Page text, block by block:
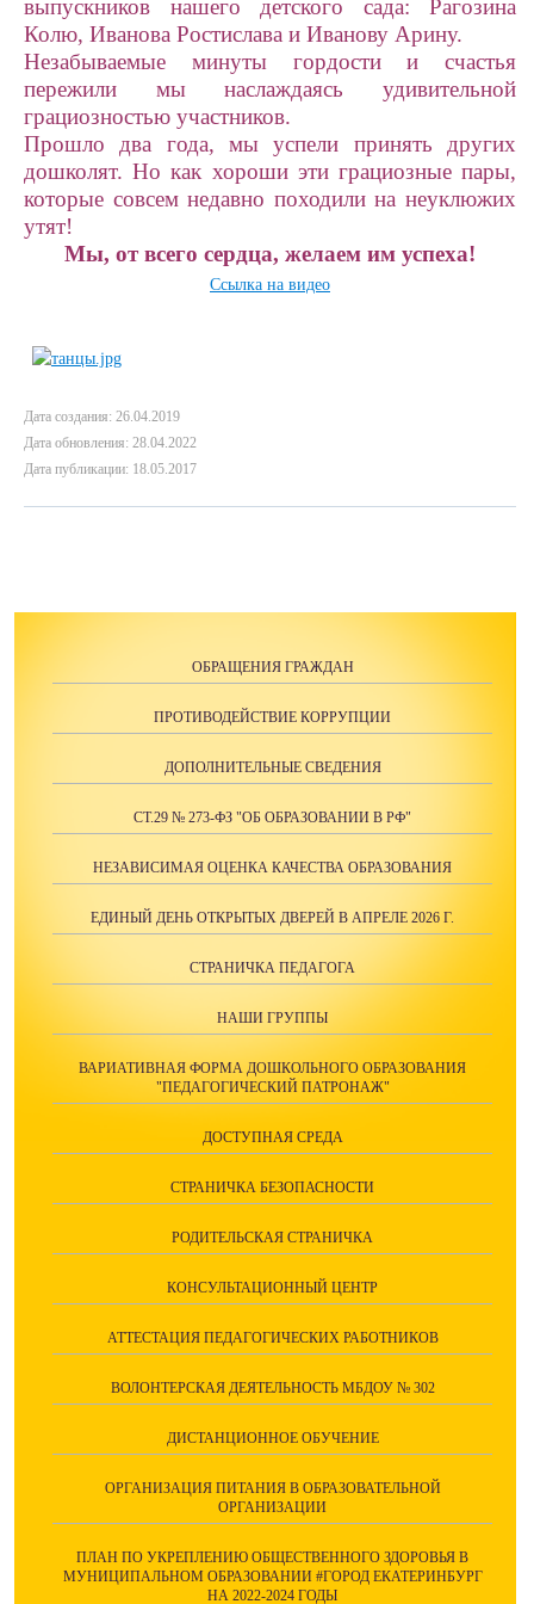
выпускников нашего детского сада: Рагозина
Колю, Иванова Ростислава и Иванову Арину.
Незабываемые минуты гордости и счастья
пережили мы наслаждаясь удивительной
грациозностью участников.
Прошло два года, мы успели принять других
дошколят. Но как хороши эти грациозные пары,
которые совсем недавно походили на неуклюжих
утят!
Мы, от всего сердца, желаем им успеха!
Ccылка на видео
Дата создания: 26.04.2019
Дата обновления: 28.04.2022
Дата публикации: 18.05.2017
ОБРАЩЕНИЯ ГРАЖДАН
ПРОТИВОДЕЙСТВИЕ КОРРУПЦИИ
ДОПОЛНИТЕЛЬНЫЕ СВЕДЕНИЯ
СТ.29 № 273-ФЗ "ОБ ОБРАЗОВАНИИ В РФ"
НЕЗАВИСИМАЯ ОЦЕНКА КАЧЕСТВА ОБРАЗОВАНИЯ
ЕДИНЫЙ ДЕНЬ ОТКРЫТЫХ ДВЕРЕЙ В АПРЕЛЕ 2026 Г.
СТРАНИЧКА ПЕДАГОГА
НАШИ ГРУППЫ
ВАРИАТИВНАЯ ФОРМА ДОШКОЛЬНОГО ОБРАЗОВАНИЯ
"ПЕДАГОГИЧЕСКИЙ ПАТРОНАЖ"
ДОСТУПНАЯ СРЕДА
СТРАНИЧКА БЕЗОПАСНОСТИ
РОДИТЕЛЬСКАЯ СТРАНИЧКА
КОНСУЛЬТАЦИОННЫЙ ЦЕНТР
АТТЕСТАЦИЯ ПЕДАГОГИЧЕСКИХ РАБОТНИКОВ
ВОЛОНТЕРСКАЯ ДЕЯТЕЛЬНОСТЬ МБДОУ № 302
ДИСТАНЦИОННОЕ ОБУЧЕНИЕ
ОРГАНИЗАЦИЯ ПИТАНИЯ В ОБРАЗОВАТЕЛЬНОЙ
ОРГАНИЗАЦИИ
ПЛАН ПО УКРЕПЛЕНИЮ ОБЩЕСТВЕННОГО ЗДОРОВЬЯ В
МУНИЦИПАЛЬНОМ ОБРАЗОВАНИИ #ГОРОД ЕКАТЕРИНБУРГ
НА 2022-2024 ГОДЫ